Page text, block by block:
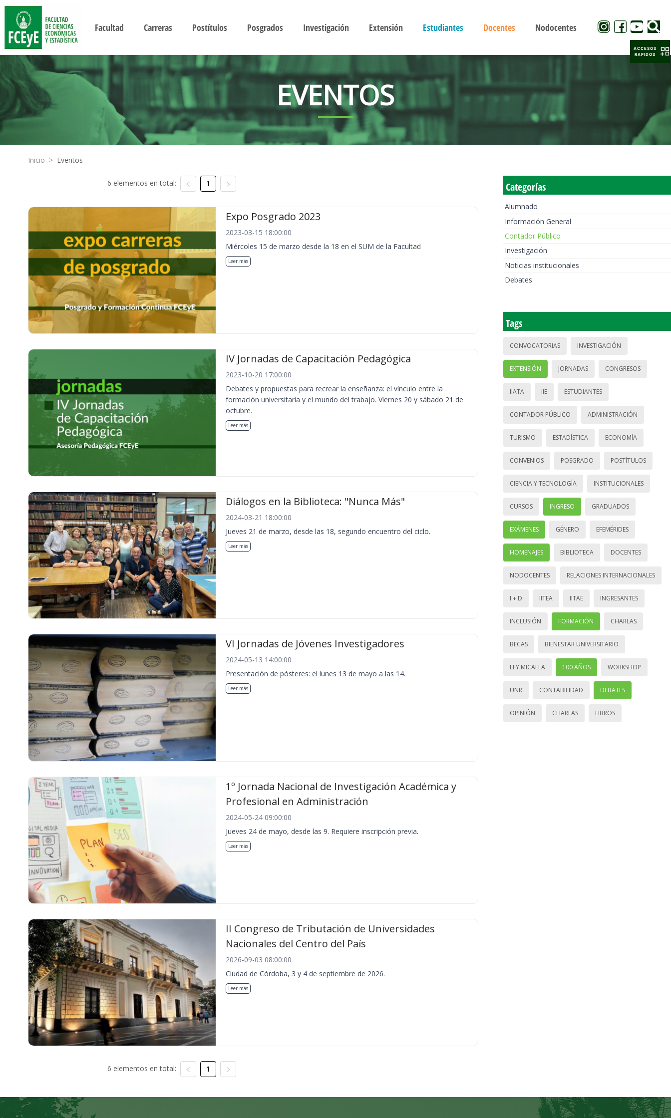
Facultad Carreras Postítulos Posgrados Investigación Extensión Estudiantes Docentes Nodocentes
EVENTOS
Inicio > Eventos
6 elementos en total: 1
Expo Posgrado 2023
2023-03-15 18:00:00
Miércoles 15 de marzo desde la 18 en el SUM de la Facultad
Leer más
IV Jornadas de Capacitación Pedagógica
2023-10-20 17:00:00
Debates y propuestas para recrear la enseñanza: el vínculo entre la
formación universitaria y el mundo del trabajo. Viernes 20 y sábado 21 de
octubre.
Leer más
Diálogos en la Biblioteca: "Nunca Más"
2024-03-21 18:00:00
Jueves 21 de marzo, desde las 18, segundo encuentro del ciclo.
Leer más
VI Jornadas de Jóvenes Investigadores
2024-05-13 14:00:00
Presentación de pósteres: el lunes 13 de mayo a las 14.
Leer más
1º Jornada Nacional de Investigación Académica y
Profesional en Administración
2024-05-24 09:00:00
Jueves 24 de mayo, desde las 9. Requiere inscripción previa.
Leer más
II Congreso de Tributación de Universidades
Nacionales del Centro del País
2026-09-03 08:00:00
Ciudad de Córdoba, 3 y 4 de septiembre de 2026.
Leer más
6 elementos en total: 1
Categorías
Alumnado
Información General
Contador Público
Investigación
Noticias institucionales
Debates
Tags
CONVOCATORIAS INVESTIGACIÓN
EXTENSIÓN JORNADAS CONGRESOS
IIATA IIE ESTUDIANTES
CONTADOR PÚBLICO ADMINISTRACIÓN
TURISMO ESTADÍSTICA ECONOMÍA
CONVENIOS POSGRADO POSTÍTULOS
CIENCIA Y TECNOLOGÍA INSTITUCIONALES
CURSOS INGRESO GRADUADOS
EXÁMENES GÉNERO EFEMÉRIDES
HOMENAJES BIBLIOTECA DOCENTES
NODOCENTES RELACIONES INTERNACIONALES
I + D IITEA IITAE INGRESANTES
INCLUSIÓN FORMACIÓN CHARLAS
BECAS BIENESTAR UNIVERSITARIO
LEY MICAELA 100 AÑOS WORKSHOP
UNR CONTABILIDAD DEBATES
OPINIÓN CHARLAS LIBROS
ACCESOS
RAPIDOS